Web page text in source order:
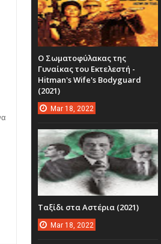
Ο Σωματοφύλακας της
Γυναίκας του Εκτελεστή -
Hitman's Wife's Bodyguard
(2021)
Mar 18, 2022
Ταξίδι στα Αστέρια (2021)
Mar 18, 2022